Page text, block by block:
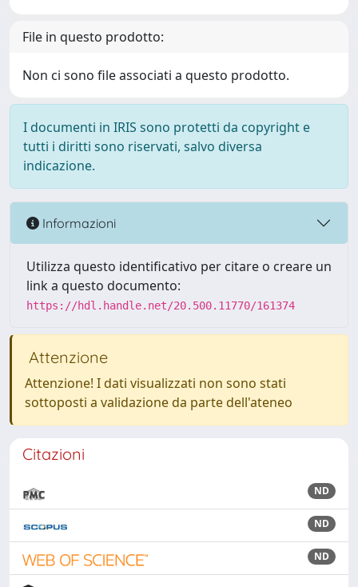
File in questo prodotto:
Non ci sono file associati a questo prodotto.
I documenti in IRIS sono protetti da copyright e
tutti i diritti sono riservati, salvo diversa
indicazione.
Informazioni
Utilizza questo identificativo per citare o creare un
link a questo documento:
https://hdl.handle.net/20.500.11770/161374
Attenzione
Attenzione! I dati visualizzati non sono stati
sottoposti a validazione da parte dell'ateneo
Citazioni
ND
ND
ND